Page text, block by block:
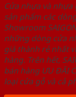
Cửa nhựa và nhựa
sản phẩm các
Showroom
những dòng cửa
giá thành rẻ nhất
hàng. Trên hết,
bán hàng ƯU ĐÃI
loại cửa gỗ và cả